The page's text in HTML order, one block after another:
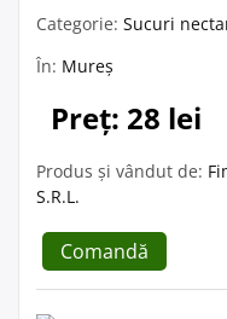
Categorie: Sucuri
În: Mureș
Preț: 28 lei
Produs și vândut de:
S.R.L.
Comandă